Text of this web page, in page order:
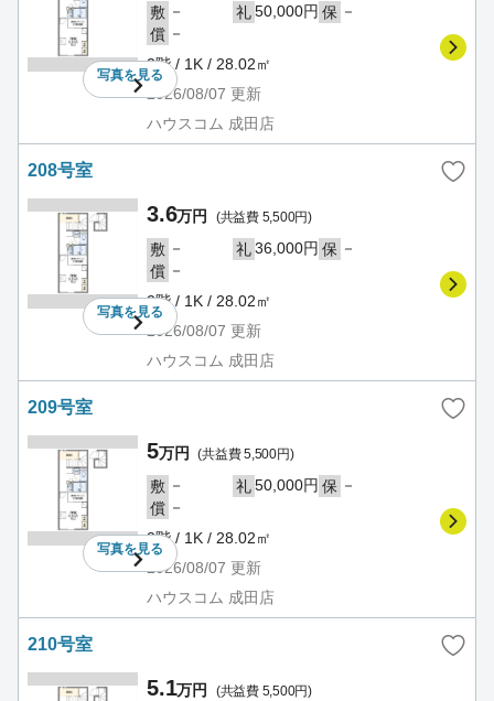
写真を見る
敷 － 礼50,000円 保 －
償 －
2階 / 1K / 28.02㎡
2026/08/07 更新
ハウスコム 成田店
208号室
写真を見る
3.6万円 (共益費 5,500円)
敷 － 礼36,000円 保 －
償 －
2階 / 1K / 28.02㎡
2026/08/07 更新
ハウスコム 成田店
209号室
写真を見る
5万円 (共益費 5,500円)
敷 － 礼50,000円 保 －
償 －
2階 / 1K / 28.02㎡
2026/08/07 更新
ハウスコム 成田店
210号室
5.1万円 (共益費 5,500円)